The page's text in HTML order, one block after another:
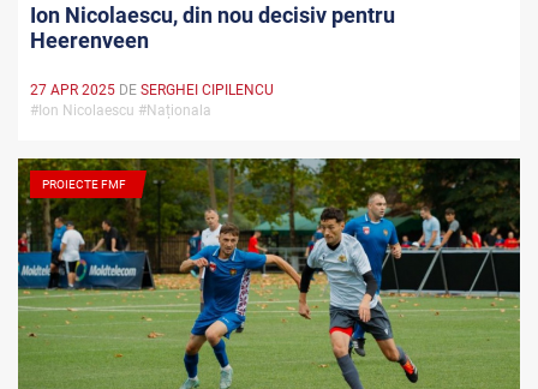
Ion Nicolaescu, din nou decisiv pentru
Heerenveen
27 APR 2025 DE SERGHEI CIPILENCU
#Ion Nicolaescu #Naționala
PROIECTE FMF